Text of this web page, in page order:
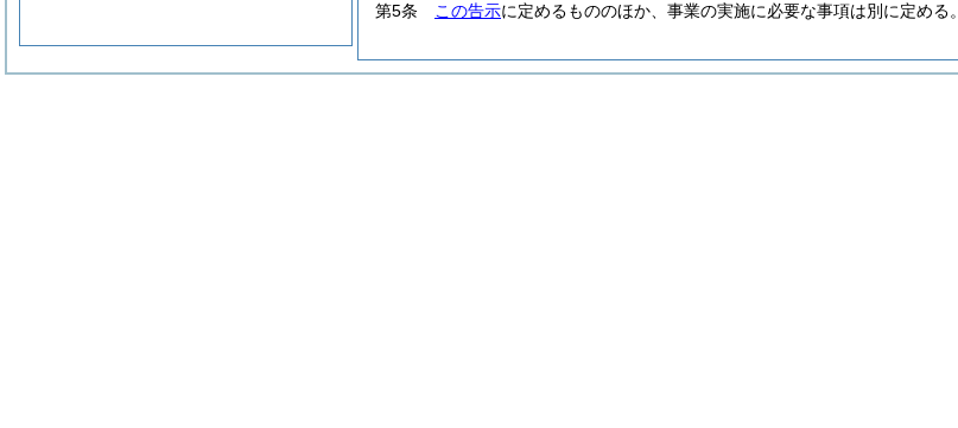
第5条
この告示に定めるもののほか、事業の実施に必要な事項は別に定める。